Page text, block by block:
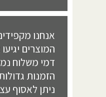
אנחנו
המוצרים
דמי משלוח
הזמנות
ניתן לאסוף